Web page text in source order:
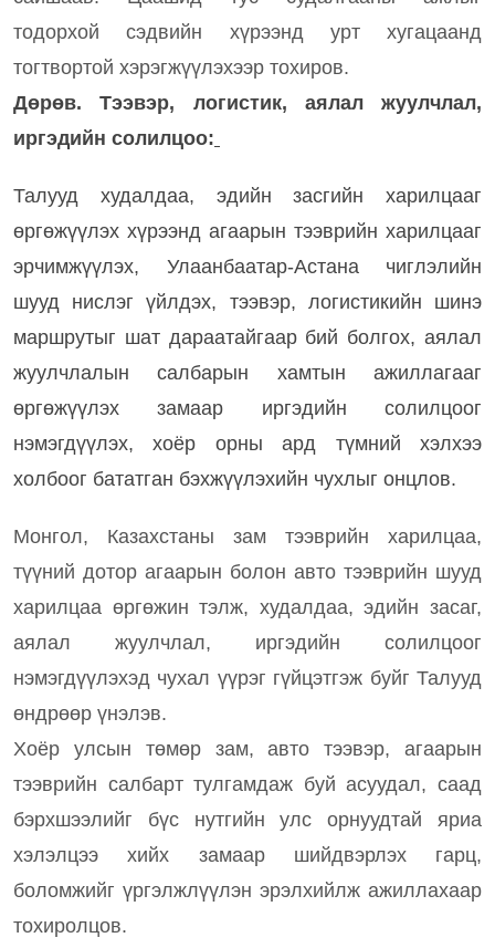
тодорхой сэдвийн хүрээнд урт хугацаанд
тогтвортой хэрэгжүүлэхээр тохиров.
Дөрөв. Тээвэр, логистик, аялал жуулчлал,
иргэдийн солилцоо:
Талууд худалдаа, эдийн засгийн харилцааг
өргөжүүлэх хүрээнд агаарын тээврийн харилцааг
эрчимжүүлэх, Улаанбаатар-Астана чиглэлийн
шууд нислэг үйлдэх, тээвэр, логистикийн шинэ
маршрутыг шат дараатайгаар бий болгох, аялал
жуулчлалын салбарын хамтын ажиллагааг
өргөжүүлэх замаар иргэдийн солилцоог
нэмэгдүүлэх, хоёр орны ард түмний хэлхээ
холбоог бататган бэхжүүлэхийн чухлыг онцлов.
Монгол, Казахстаны зам тээврийн харилцаа,
түүний дотор агаарын болон авто тээврийн шууд
харилцаа өргөжин тэлж, худалдаа, эдийн засаг,
аялал жуулчлал, иргэдийн солилцоог
нэмэгдүүлэхэд чухал үүрэг гүйцэтгэж буйг Талууд
өндрөөр үнэлэв.
Хоёр улсын төмөр зам, авто тээвэр, агаарын
тээврийн салбарт тулгамдаж буй асуудал, саад
бэрхшээлийг бүс нутгийн улс орнуудтай яриа
хэлэлцээ хийх замаар шийдвэрлэх гарц,
боломжийг үргэлжлүүлэн эрэлхийлж ажиллахаар
тохиролцов.